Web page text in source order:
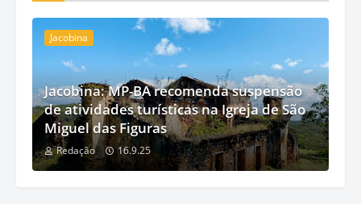
Jacobina
Jacobina: MP-BA recomenda suspensão
de atividades turísticas na Igreja de São
Miguel das Figuras
Redação 16.9.25